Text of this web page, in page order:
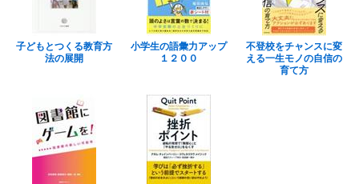
子どもとつくる教育方
法の展開
小学生の語彙力アップ
１２００
不登校をチャンスに変
える一生モノの自信の
育て方